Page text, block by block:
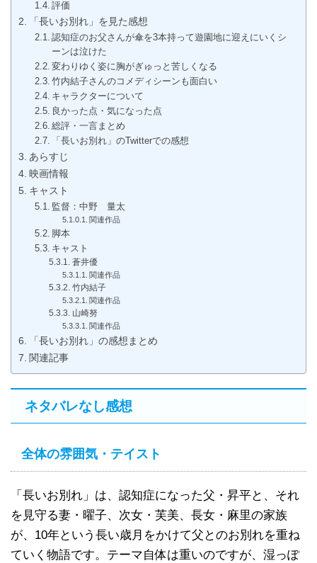
評価
「長いお別れ」を見た感想
認知症のお父さんが傘を3本持って遊園地に迎えにいくシ
ーンは泣けた
変わりゆく姿に胸がぎゅっと苦しくなる
竹内結子さんのコメディシーンも面白い
キャラクターについて
良かった点・気になった点
総評・一言まとめ
「長いお別れ」のTwitterでの感想
あらすじ
映画情報
キャスト
監督：中野 量太
関連作品
脚本
キャスト
蒼井優
関連作品
竹内結子
関連作品
山崎努
関連作品
「長いお別れ」の感想まとめ
関連記事
ネタバレなし感想
全体の雰囲気・テイスト
「長いお別れ」は、認知症になった父・昇平と、それ
を見守る妻・曜子、次女・芙美、長女・麻里の家族
が、10年という長い歳月をかけて父とのお別れを重ね
ていく物語です。テーマ自体は重いのですが、湿っぽ